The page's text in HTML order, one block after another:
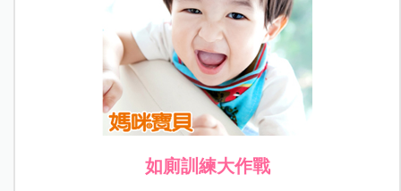
如廁訓練大作戰